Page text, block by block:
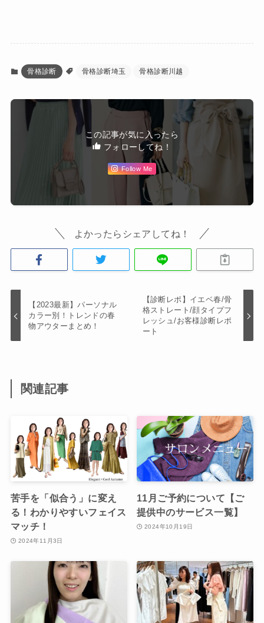
骨格診断 骨格診断埼玉 骨格診断川越
この記事が気に入ったら
フォローしてね！
Follow Me
よかったらシェアしてね！
【2023最新】パーソナル
カラー別！トレンドの春
物アウターまとめ！
【診断レポ】イエベ春/骨
格ストレート/顔タイプフ
レッシュ/お客様診断レポ
ート
関連記事
苦手を「似合う」に変え
る！わかりやすいフェイス
マッチ！
2024年11月3日
11月ご予約について【ご
提供中のサービス一覧】
2024年10月19日